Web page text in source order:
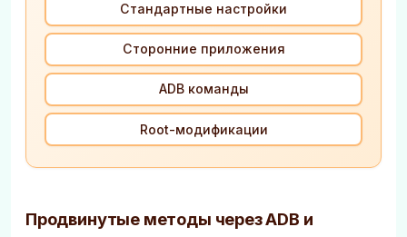
Стандартные настройки
Сторонние приложения
ADB команды
Root-модификации
Продвинутые методы через ADB и